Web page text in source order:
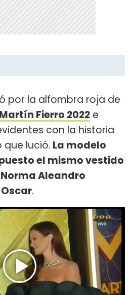
por la alfombra roja de
Fierro 2022 e
con la historia
que lució. La modelo
el mismo vestido
Aleandro
.